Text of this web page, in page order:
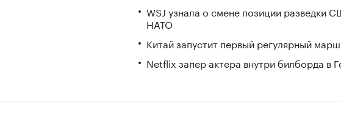
WSJ узнала о смене позиции разведки
НАТО
Китай запустит первый регулярный
Netflix запер актера внутри билборда в